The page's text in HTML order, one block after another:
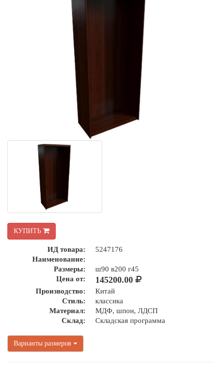
КУПИТЬ
ИД товара:
5247176
Наименование:
Размеры:
ш90 в200 г45
Цена от:
145200.00
Производство:
Китай
Стиль:
классика
Материал:
МДФ, шпон, ЛДСП
Склад:
Складская программа
Варианты размеров